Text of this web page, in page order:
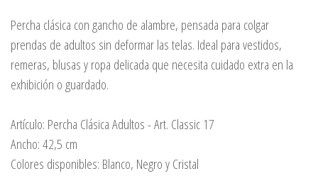
Percha clásica con gancho de alambre, pensada para colgar
prendas de adultos sin deformar las telas. Ideal para vestidos,
remeras, blusas y ropa delicada que necesita cuidado extra en la
exhibición o guardado.
Artículo: Percha Clásica Adultos - Art. Classic 17
Ancho: 42,5 cm
Colores disponibles: Blanco, Negro y Cristal